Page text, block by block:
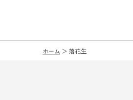
ホーム ＞ 落花生